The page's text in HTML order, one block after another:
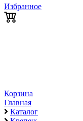
Избранное
Корзина
Главная
Каталог